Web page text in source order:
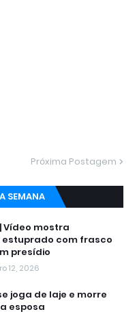
Próxima Postagem
SEMANA
Vídeo mostra
com frasco
presídio
12, 2026
joga de laje e morre
esposa